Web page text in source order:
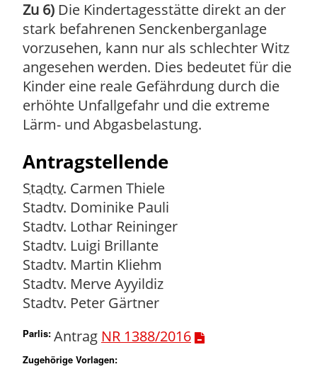
Zu 6) Die Kindertagesstätte direkt an der
stark befahrenen Senckenberganlage
vorzusehen, kann nur als schlechter Witz
angesehen werden. Dies bedeutet für die
Kinder eine reale Gefährdung durch die
erhöhte Unfallgefahr und die extreme
Lärm- und Abgasbelastung.
Antragstellende
Stadtv. Carmen Thiele
Stadtv. Dominike Pauli
Stadtv. Lothar Reininger
Stadtv. Luigi Brillante
Stadtv. Martin Kliehm
Stadtv. Merve Ayyildiz
Stadtv. Peter Gärtner
Parlis: Antrag NR 1388/2016
Zugehörige Vorlagen: